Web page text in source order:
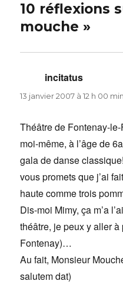
10 réflexions
mouche »
incitatus
13 janvier 2007 à 12 h 00 min
Théâtre de Fontenay-
moi-même, à l’âge de
gala de danse
vous promets que j’ai
haute comme trois
Dis-moi Mimy, ça m’a
théâtre, je peux y aller
Fontenay)…
Au fait, Monsieur
salutem dat)